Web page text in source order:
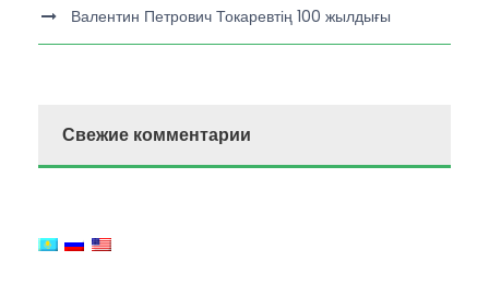
Валентин Петрович Токаревтің 100 жылдығы
Свежие комментарии